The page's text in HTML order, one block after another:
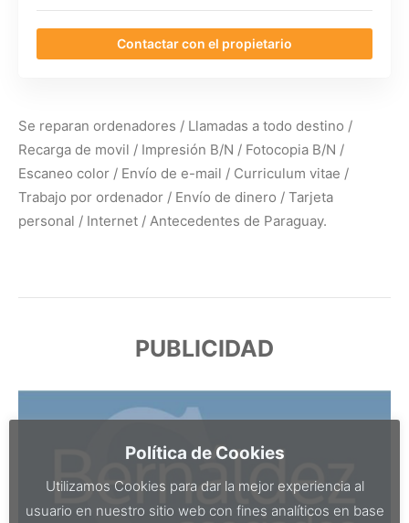
Contactar con el propietario
Se reparan ordenadores / Llamadas a todo destino /
Recarga de movil / Impresión B/N / Fotocopia B/N /
Escaneo color / Envío de e-mail / Curriculum vitae /
Trabajo por ordenador / Envío de dinero / Tarjeta
personal / Internet / Antecedentes de Paraguay.
PUBLICIDAD
Política de Cookies
Utilizamos Cookies para dar la mejor experiencia al
usuario en nuestro sitio web con fines analíticos en base